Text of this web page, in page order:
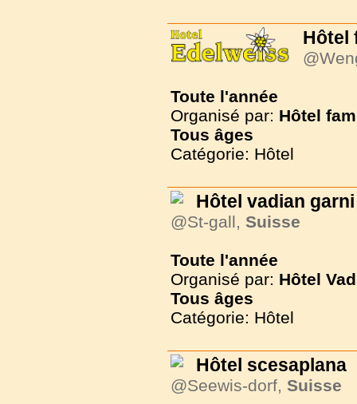
Hôtel
Toute l'année
Organisé par: Hôtel
Tous âges
Catégorie: Hôtel
Hôtel vadian garni
@St-gall, Suisse
Toute l'année
Organisé par: Hôtel
Tous âges
Catégorie: Hôtel
Hôtel scesaplana
@Seewis-dorf, Suisse